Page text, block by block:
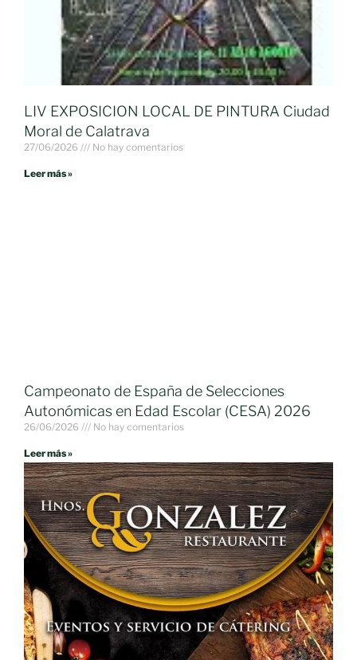
LIV EXPOSICION LOCAL DE PINTURA Ciudad
Moral de Calatrava
27/06/2026 No hay comentarios
Leer más »
Campeonato de España de Selecciones
Autonómicas en Edad Escolar (CESA) 2026
26/06/2026 No hay comentarios
Leer más »